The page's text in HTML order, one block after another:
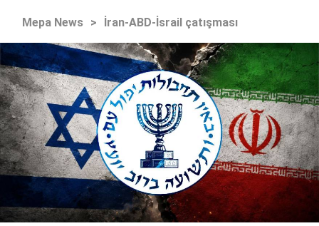
Mepa News > İran-ABD-İsrail çatışması